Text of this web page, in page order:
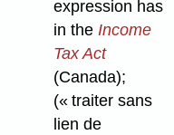
expression has
in the Income
Tax Act
(Canada);
(« traiter sans
lien de